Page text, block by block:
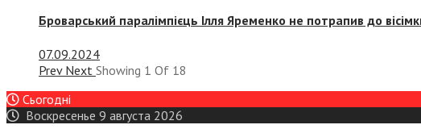
Броварський паралімпієць Ілля Яременко не потрапив до
07.09.2024
Prev Next Showing 1 Of 18
Сьогодні
Воскресенье 9 августа 2026